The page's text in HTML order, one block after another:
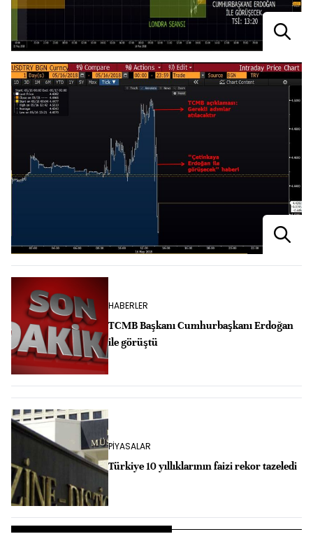
HABERLER
TCMB Başkanı Cumhurbaşkanı Erdoğan
ile görüştü
PİYASALAR
Türkiye 10 yıllıklarının faizi rekor tazeledi